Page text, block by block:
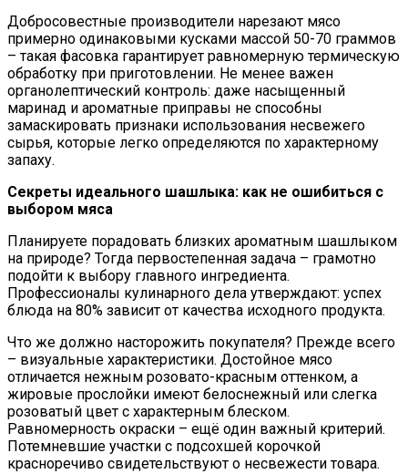
Добросовестные производители нарезают мясо
примерно одинаковыми кусками массой 50-70 граммов
– такая фасовка гарантирует равномерную термическую
обработку при приготовлении. Не менее важен
органолептический контроль: даже насыщенный
маринад и ароматные приправы не способны
замаскировать признаки использования несвежего
сырья, которые легко определяются по характерному
запаху.
Секреты идеального шашлыка: как не ошибиться с
выбором мяса
Планируете порадовать близких ароматным шашлыком
на природе? Тогда первостепенная задача – грамотно
подойти к выбору главного ингредиента.
Профессионалы кулинарного дела утверждают: успех
блюда на 80% зависит от качества исходного продукта.
Что же должно насторожить покупателя? Прежде всего
– визуальные характеристики. Достойное мясо
отличается нежным розовато-красным оттенком, а
жировые прослойки имеют белоснежный или слегка
розоватый цвет с характерным блеском.
Равномерность окраски – ещё один важный критерий.
Потемневшие участки с подсохшей корочкой
красноречиво свидетельствуют о несвежести товара.